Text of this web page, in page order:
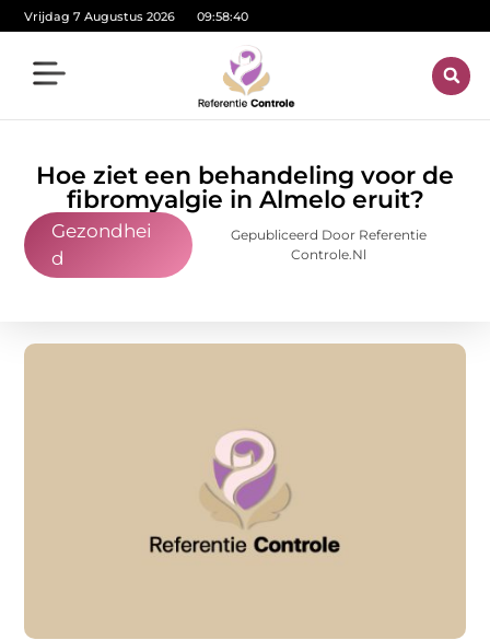
Vrijdag 7 Augustus 2026 09:58:41
Hoe ziet een behandeling voor de
fibromyalgie in Almelo eruit?
Gezondhei
d
Gepubliceerd Door Referentie
Controle.nl